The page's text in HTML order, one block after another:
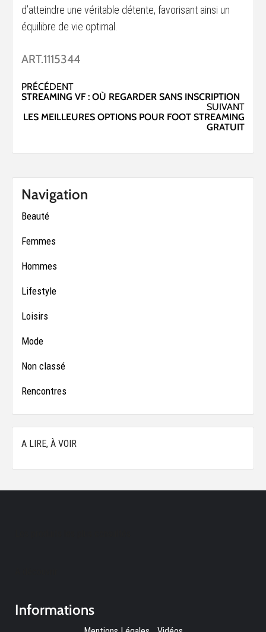
d’atteindre une véritable détente, favorisant ainsi un
équilibre de vie optimal.
ART.1115344
Navigation
d’article
PRÉCÉDENT
STREAMING VF : OÙ REGARDER SANS INSCRIPTION
SUIVANT
LES MEILLEURES OPTIONS POUR FOOT STREAMING
GRATUIT
Navigation
Beauté
Femmes
Hommes
Lifestyle
Loisirs
Mode
Non classé
Rencontres
A LIRE, À VOIR
Informations